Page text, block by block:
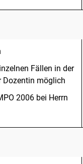
Fällen in der
Dozentin möglich
2006 bei Herrn